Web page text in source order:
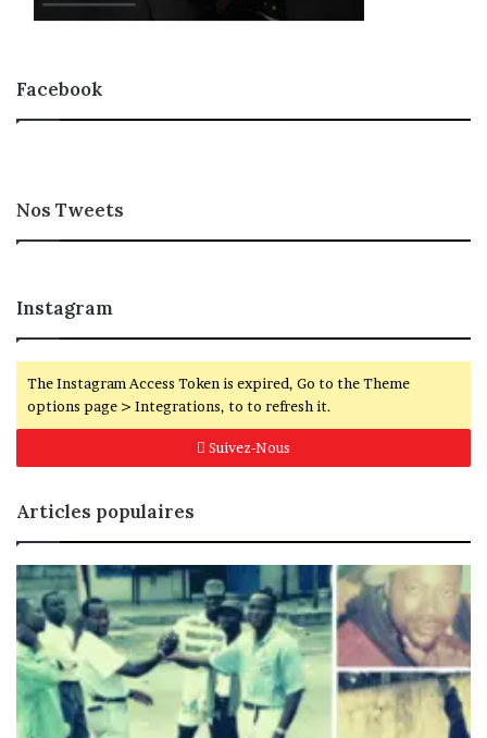
Facebook
Nos Tweets
Instagram
The Instagram Access Token is expired, Go to the Theme
options page > Integrations, to to refresh it.
Suivez-Nous
Articles populaires